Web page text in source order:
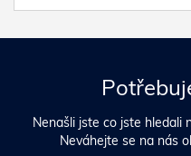
Nenašli jste co jste hledali
Neváhejte se na nás